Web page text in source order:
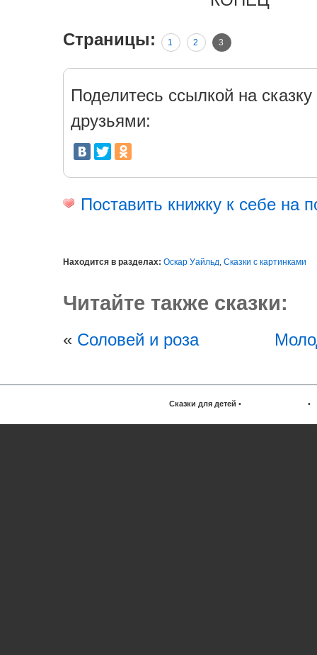
Страницы: 1 2 3
Поделитесь ссылкой на сказку
друзьями:
Поставить книжку к себе на
Находится в разделах: Оскар Уайльд, Сказки с картинками
Читайте также сказки:
« Соловей и роза
Сказки для детей • •